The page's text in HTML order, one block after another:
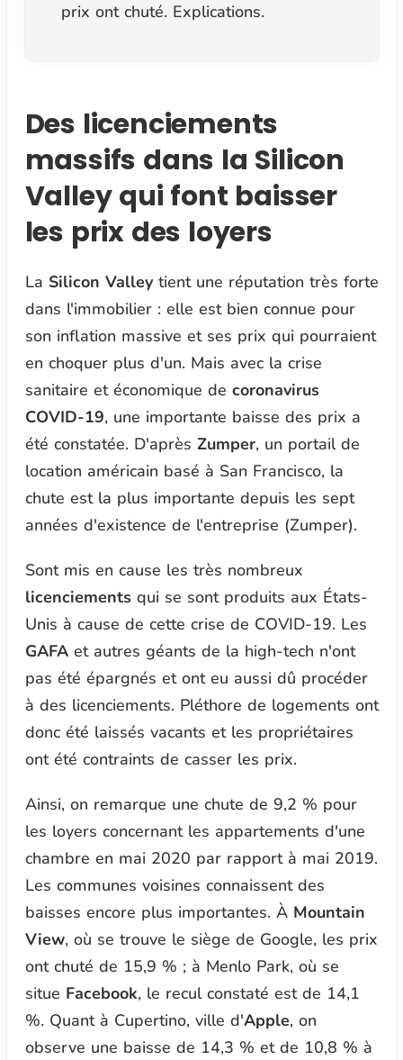
prix ont chuté. Explications.
Des licenciements
massifs dans la Silicon
Valley qui font baisser
les prix des loyers
La Silicon Valleytient une réputation très forte
dans l'immobilier : elle est bien connue pour
son inflation massive et ses prix qui pourraient
en choquer plus d'un. Mais avec la crise
sanitaire et économique de coronavirus
COVID-19, une importante baisse des prix a
été constatée. D'après Zumper, un portail de
location américain basé à San Francisco, la
chute est la plus importante depuis les sept
années d'existence de l'entreprise (Zumper).
Sont mis en cause les très nombreux
licenciementsqui se sont produits aux États-
Unis à cause de cette crise de COVID-19. Les
GAFAet autres géants de la high-tech n'ont
pas été épargnés et ont eu aussi dû procéder
à des licenciements. Pléthore de logements ont
donc été laissés vacants et les propriétaires
ont été contraints de casser les prix.
Ainsi, on remarque une chute de 9,2 % pour
les loyers concernant les appartements d'une
chambre en mai 2020 par rapport à mai 2019.
Les communes voisines connaissent des
baisses encore plus importantes. À Mountain
View, où se trouve le siège de Google, les prix
ont chuté de 15,9 % ; à Menlo Park, où se
situe Facebook, le recul constaté est de 14,1
%. Quant à Cupertino, ville d'Apple, on
observe une baisse de 14,3 % et de 10,8 % à